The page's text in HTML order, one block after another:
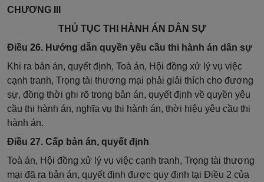
CHƯƠNG III
THỦ TỤC THI HÀNH ÁN DÂN SỰ
Điều 26. Hướng dẫn quyền yêu cầu thi hành án dân sự
Khi ra bản án, quyết định, Toà án, Hội đồng xử lý vụ việc
cạnh tranh, Trọng tài thương mại phải giải thích cho đương
sự, đồng thời ghi rõ trong bản án, quyết định về quyền yêu
cầu thi hành án, nghĩa vụ thi hành án, thời hiệu yêu cầu thi
hành án.
Điều 27. Cấp bản án, quyết định
Toà án, Hội đồng xử lý vụ việc cạnh tranh, Trọng tài thương
mại đã ra bản án, quyết định được quy định tại Điều 2 của